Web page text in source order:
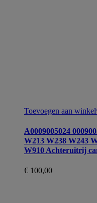
Toevoegen aan
A0009005024
W213 W238 W243
W910 Achteruitrij
€ 100,00